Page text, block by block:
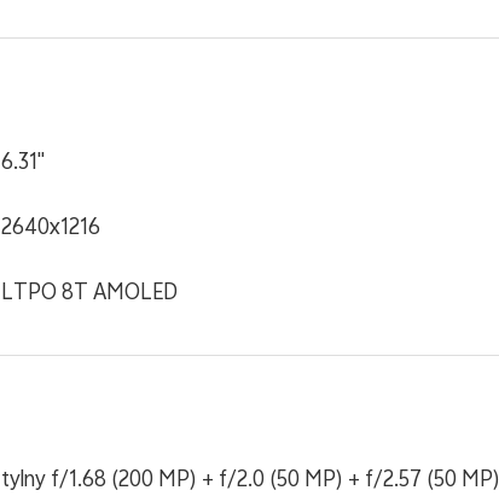
6.31''
2640x1216
LTPO 8T AMOLED
tylny f/1.68 (200 MP) + f/2.0 (50 MP) + f/2.57 (50 MP)